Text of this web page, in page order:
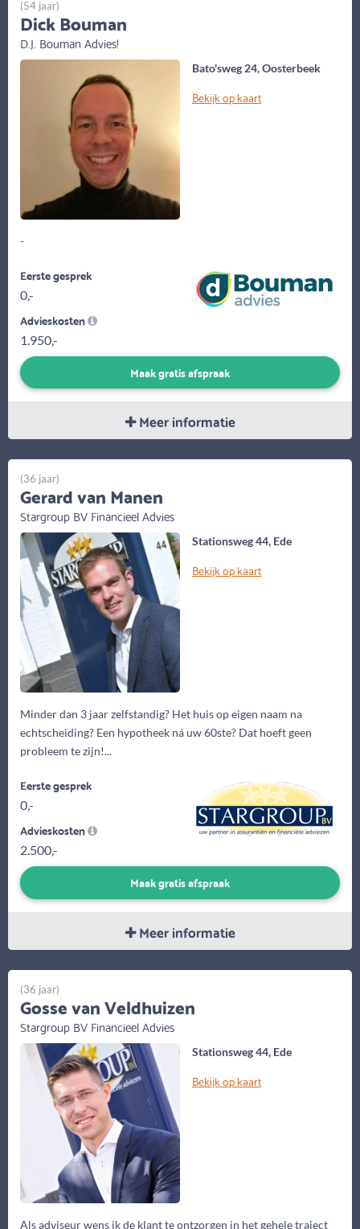
Bato'sweg 24, Oosterbeek
Bekijk op kaart
-
(54 jaar)
Dick Bouman
D.J. Bouman Advies!
Eerste gesprek
0,-
Advieskosten
1.950,-
Maak gratis afspraak
Meer informatie
Stationsweg 44, Ede
Bekijk op kaart
Minder dan 3 jaar zelfstandig? Het huis op eigen naam na
echtscheiding? Een hypotheek ná uw 60ste? Dat hoeft geen
probleem te zijn!...
(36 jaar)
Gerard van Manen
Stargroup BV Financieel Advies
Eerste gesprek
0,-
Advieskosten
2.500,-
Maak gratis afspraak
Meer informatie
Stationsweg 44, Ede
Bekijk op kaart
Als adviseur wens ik de klant te ontzorgen in het gehele traject
(36 jaar)
Gosse van Veldhuizen
Stargroup BV Financieel Advies